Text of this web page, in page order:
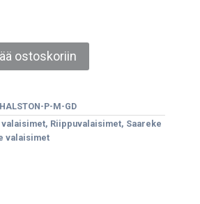
ostoskoriin
P-M-GD
, Riippuvalaisimet, Saareke
valaisimet